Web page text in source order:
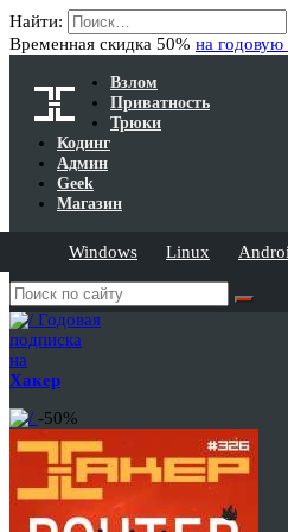
Найти:
Временная скидка 50% на годовую
Взлом
Приватность
Трюки
Кодинг
Админ
Geek
Магазин
Windows Linux
Годовая
подписка
на
Хакер
-50%